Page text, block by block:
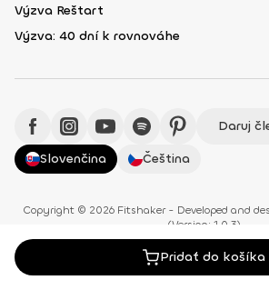
Pridať do košíka
Výzva Reštart
Výzva: 40 dní k rovnováhe
Daruj
Slovenčina
Čeština
Copyright © 2026 Fitshaker - Developed and
(Version: 1.0.3)